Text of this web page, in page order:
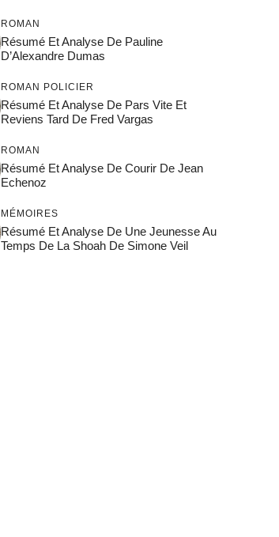
ROMAN
Résumé Et Analyse De Pauline
D’Alexandre Dumas
ROMAN POLICIER
Résumé Et Analyse De Pars Vite Et
Reviens Tard De Fred Vargas
ROMAN
Résumé Et Analyse De Courir De Jean
Echenoz
MÉMOIRES
Résumé Et Analyse De Une Jeunesse Au
Temps De La Shoah De Simone Veil